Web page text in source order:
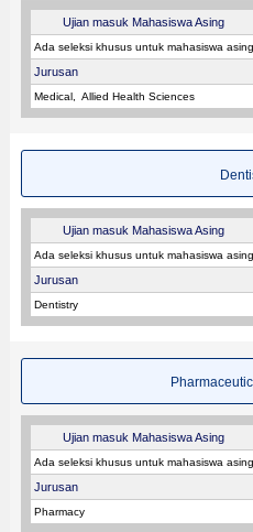
Ujian masuk Mahasiswa Asing
Ada seleksi khusus untuk mahasiswa asing
Jurusan
Medical Allied Health Sciences
Ujian masuk Mahasiswa Asing
Ada seleksi khusus untuk mahasiswa asing
Jurusan
Dentistry
Ujian masuk Mahasiswa Asing
Ada seleksi khusus untuk mahasiswa asing
Jurusan
Pharmacy